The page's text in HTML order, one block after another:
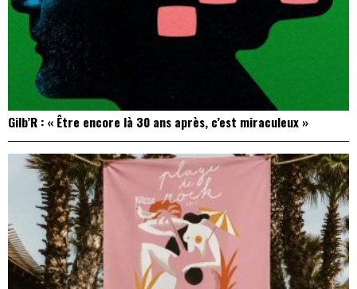
Gilb’R : « Être encore là 30 ans après, c’est miraculeux »